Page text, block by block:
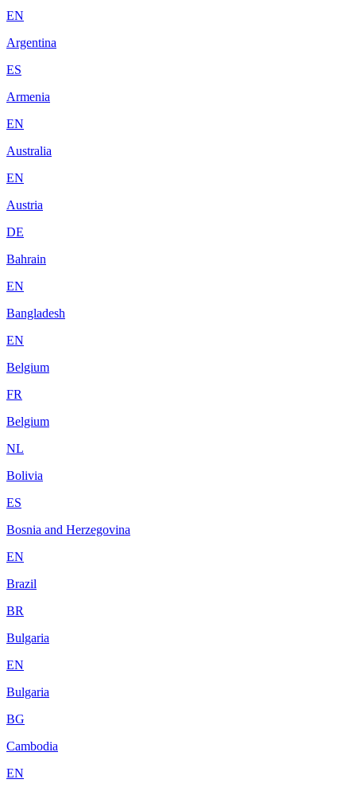
EN
Argentina
ES
Armenia
EN
Australia
EN
Austria
DE
Bahrain
EN
Bangladesh
EN
Belgium
FR
Belgium
NL
Bolivia
ES
Bosnia and Herzegovina
EN
Brazil
BR
Bulgaria
EN
Bulgaria
BG
Cambodia
EN